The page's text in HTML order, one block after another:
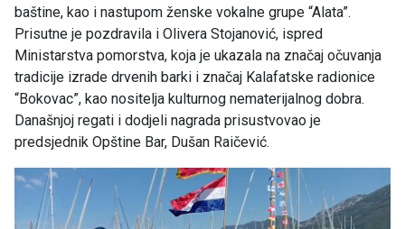
baštine, kao i nastupom ženske vokalne grupe “Alata”.
Prisutne je pozdravila i Olivera Stojanović, ispred
Ministarstva pomorstva, koja je ukazala na značaj očuvanja
tradicije izrade drvenih barki i značaj Kalafatske radionice
“Bokovac”, kao nositelja kulturnog nematerijalnog dobra.
Današnjoj regati i dodjeli nagrada prisustvovao je
predsjednik Opštine Bar, Dušan Raičević.